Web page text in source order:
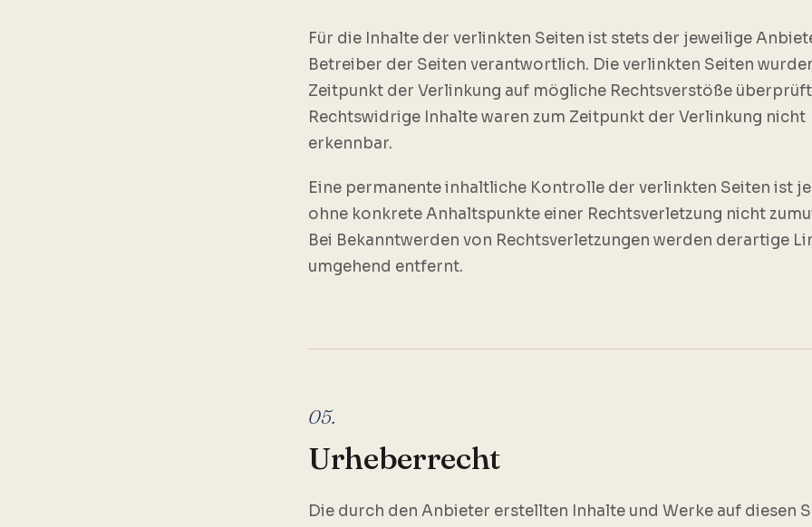
Für die Inhalte der verlinkten Seiten ist stets der jeweilige
Betreiber der Seiten verantwortlich. Die verlinkten Seiten
Zeitpunkt der Verlinkung auf mögliche Rechtsverstöße
Rechtswidrige Inhalte waren zum Zeitpunkt der Verlinkung nicht
erkennbar.
Eine permanente inhaltliche Kontrolle der verlinkten Seiten ist
ohne konkrete Anhaltspunkte einer Rechtsverletzung nicht
Bei Bekanntwerden von Rechtsverletzungen werden derartige
umgehend entfernt.
05.
Urheberrecht
Die durch den Anbieter erstellten Inhalte und Werke auf diesen